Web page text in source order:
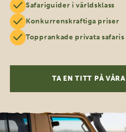
Safariguider i världsklass
Konkurrenskraftiga priser
Topprankade privata safaris
TA EN TITT PÅ